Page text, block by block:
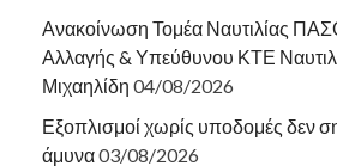
Ανακοίνωση Τομέα Ναυτιλίας
Αλλαγής & Υπεύθυνου ΚΤΕ
Μιχαηλίδη 04/08/2026
Εξοπλισμοί χωρίς υποδομές δεν
άμυνα03/08/2026